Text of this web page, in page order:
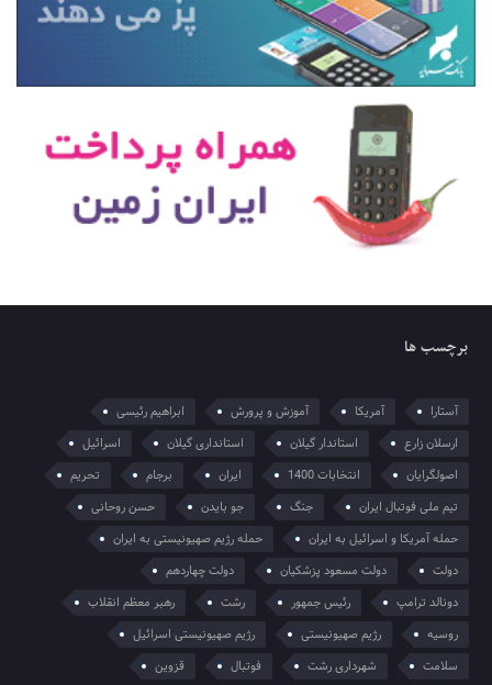
برچسب ها
آستارا آمریکا آموزش و پرورش
ابراهیم رئیسی
ارسلان زارع
استاندار گیلان استانداری گیلان
اسرائیل
اصولگرایان
انتخابات 1400 ایران برجام
تحریم
تیم ملی فوتبال ایران
جنگ جو بایدن
حسن روحانی
حمله آمریکا و اسرائیل به ایران
حمله رژیم صهیونیستی به ایران
دولت
دولت مسعود پزشکیان
دولت چهاردهم
دونالد ترامپ
رئیس جمهور رشت
رهبر معظم انقلاب
روسیه
رژیم صهیونیستی
رژیم صهیونیستی اسرائیل
سلامت
شهرداری رشت فوتبال قزوین